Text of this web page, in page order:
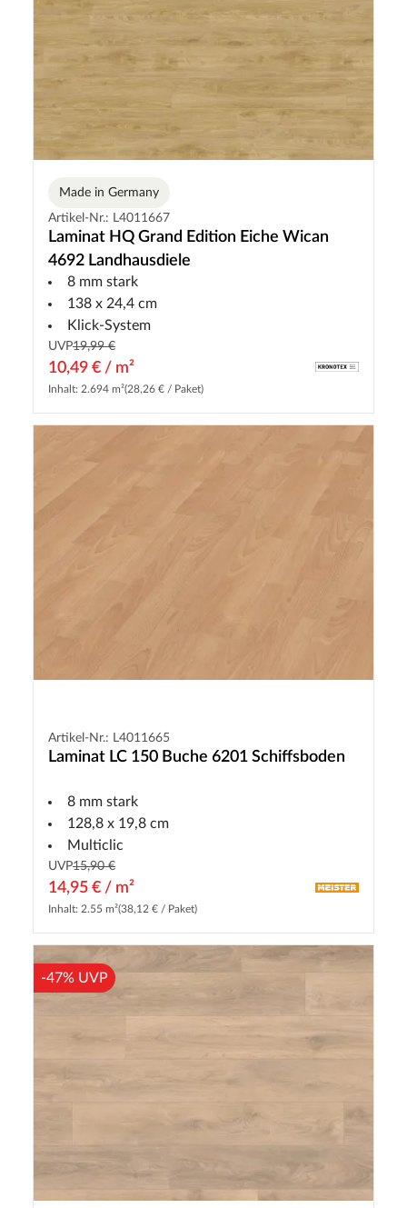
Made in Germany
Artikel-Nr.: L4011667
Laminat HQ Grand Edition Eiche Wican
4692 Landhausdiele
8 mm stark
138 x 24,4 cm
Klick-System
UVP19,99 €
10,49 € / m²
Inhalt: 2.694 m²(28,26 € / Paket)
Artikel-Nr.: L4011665
Laminat LC 150 Buche 6201 Schiffsboden
8 mm stark
128,8 x 19,8 cm
Multiclic
UVP15,90 €
14,95 € / m²
Inhalt: 2.55 m²(38,12 € / Paket)
-47% UVP